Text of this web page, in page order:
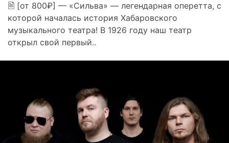
🗎 [от 800₽] — «Сильва» — легендарная оперетта, с
которой началась история Хабаровского
музыкального театра! В 1926 году наш театр
открыл свой первый..